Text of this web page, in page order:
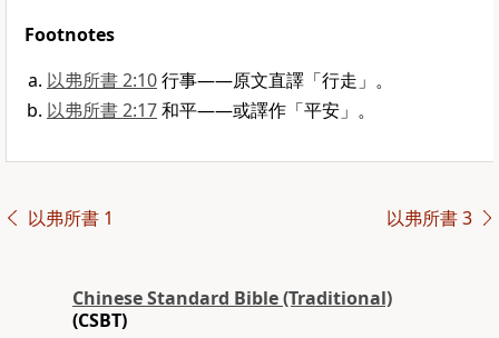
Footnotes
以弗所書 2:10行事——原文直譯「行走」。
以弗所書 2:17和平——或譯作「平安」。
以弗所書 1 以弗所書 3
Chinese Standard Bible (Traditional)
(CSBT)